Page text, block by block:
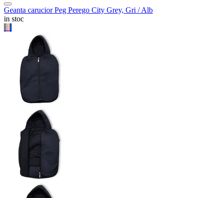
Geanta carucior Peg Perego City Grey, Gri / Alb
in stoc